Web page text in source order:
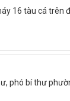
16 tàu cá trên
phó bí thư